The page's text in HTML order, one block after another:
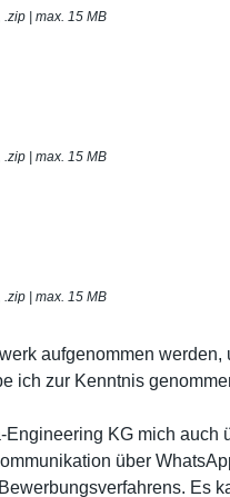
.zip | max. 15 MB
.zip | max. 15 MB
.zip | max. 15 MB
aufgenommen
ich zur Kenntnis
Engineering KG mich
über
Es